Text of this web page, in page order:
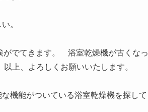
。
がでてきます。 浴室乾燥機が古くなっ
上、よろしくお願いいたします。
機能がついている浴室乾燥機を探して